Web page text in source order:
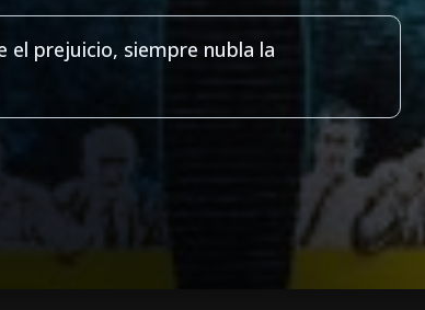
el prejuicio, siempre nubla la